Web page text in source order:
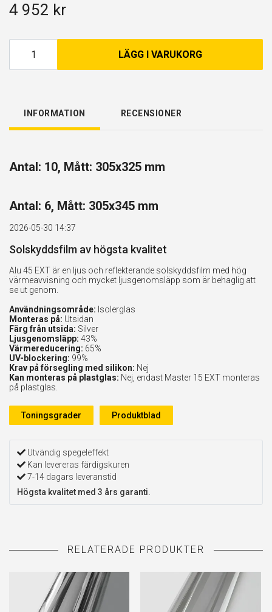
4 952 kr
LÄGG I VARUKORG
INFORMATION RECENSIONER
Antal: 10, Mått: 305x325 mm
Antal: 6, Mått: 305x345 mm
2026-05-30 14:37
Solskyddsfilm av högsta kvalitet
Alu 45 EXT är en ljus och reflekterande solskyddsfilm med hög
värmeavvisning och mycket ljusgenomsläpp som är behaglig att
se ut genom.
Användningsområde: Isolerglas
Monteras på: Utsidan
Färg från utsida: Silver
Ljusgenomsläpp: 43%
Värmereducering: 65%
UV-blockering: 99%
Krav på försegling med silikon: Nej
Kan monteras på plastglas: Nej, endast Master 15 EXT monteras
på plastglas.
Toningsgrader Produktblad
Utvändig spegeleffekt
Kan levereras färdigskuren
7-14 dagars leveranstid
Högsta kvalitet med 3 års garanti.